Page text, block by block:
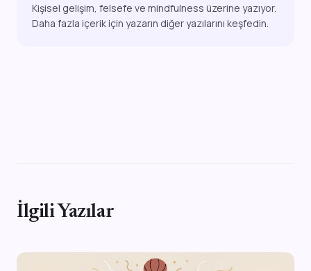
Kişisel gelişim, felsefe ve mindfulness üzerine yazıyor.
Daha fazla içerik için yazarın diğer yazılarını keşfedin.
İlgili Yazılar